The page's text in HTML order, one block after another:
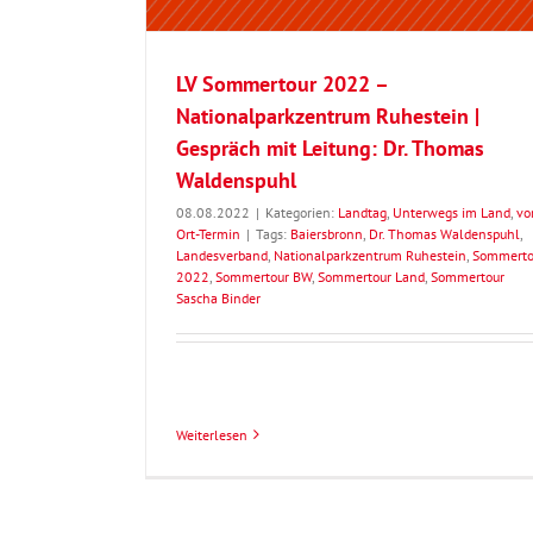
LV Sommertour 2022 –
Nationalparkzentrum Ruhestein |
Gespräch mit Leitung: Dr. Thomas
Waldenspuhl
08.08.2022 | Kategorien: Landtag Unterwegs im Land
Ort-Termin | Tags: Baiersbronn Dr. Thomas Waldenspuhl
Landesverband Nationalparkzentrum Ruhestein
2022 Sommertour BW, Sommertour Land Sommertour
Sascha Binder
Weiterlesen